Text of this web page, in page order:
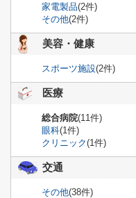
家電製品(2件)
その他(2件)
美容・健康
スポーツ施設(2件)
医療
総合病院(11件)
眼科(1件)
クリニック(1件)
交通
その他(38件)